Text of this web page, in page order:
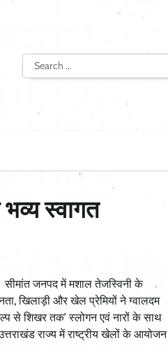
Search
for:
स्वागत
सीमांत जनपद में मशाल तेजस्विनी के
खिलाड़ी और खेल प्रेमियों ने ग्वालदम
से शिखर तक’ स्लोगन एवं नारों के साथ
राज्य में राष्ट्रीय खेलों के आयोजन